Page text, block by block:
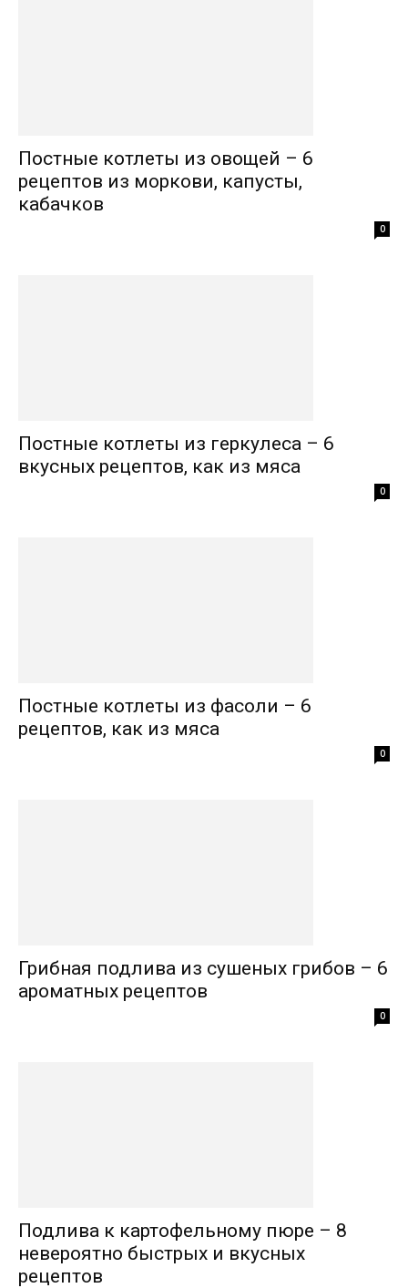
Постные котлеты из овощей – 6
рецептов из моркови, капусты,
кабачков
0
Постные котлеты из геркулеса – 6
вкусных рецептов, как из мяса
0
Постные котлеты из фасоли – 6
рецептов, как из мяса
0
Грибная подлива из сушеных грибов – 6
ароматных рецептов
0
Подлива к картофельному пюре – 8
невероятно быстрых и вкусных
рецептов